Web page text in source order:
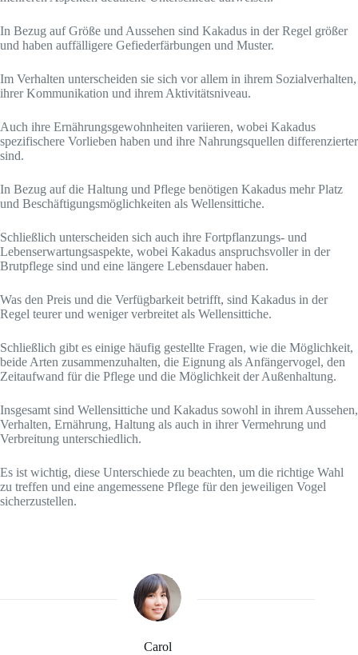
In Bezug auf Größe und Aussehen sind Kakadus in der Regel größer
und haben auffälligere Gefiederfärbungen und Muster.
Im Verhalten unterscheiden sie sich vor allem in ihrem Sozialverhalten,
ihrer Kommunikation und ihrem Aktivitätsniveau.
Auch ihre Ernährungsgewohnheiten variieren, wobei Kakadus
spezifischere Vorlieben haben und ihre Nahrungsquellen differenzierter
sind.
In Bezug auf die Haltung und Pflege benötigen Kakadus mehr Platz
und Beschäftigungsmöglichkeiten als Wellensittiche.
Schließlich unterscheiden sich auch ihre Fortpflanzungs- und
Lebenserwartungsaspekte, wobei Kakadus anspruchsvoller in der
Brutpflege sind und eine längere Lebensdauer haben.
Was den Preis und die Verfügbarkeit betrifft, sind Kakadus in der
Regel teurer und weniger verbreitet als Wellensittiche.
Schließlich gibt es einige häufig gestellte Fragen, wie die Möglichkeit,
beide Arten zusammenzuhalten, die Eignung als Anfängervogel, den
Zeitaufwand für die Pflege und die Möglichkeit der Außenhaltung.
Insgesamt sind Wellensittiche und Kakadus sowohl in ihrem Aussehen,
Verhalten, Ernährung, Haltung als auch in ihrer Vermehrung und
Verbreitung unterschiedlich.
Es ist wichtig, diese Unterschiede zu beachten, um die richtige Wahl
zu treffen und eine angemessene Pflege für den jeweiligen Vogel
sicherzustellen.
Carol